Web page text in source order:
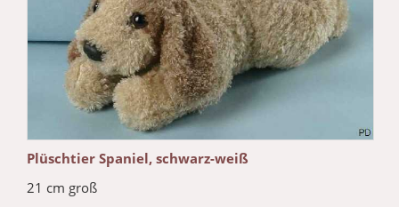
Plüschtier Spaniel, schwarz-weiß
21 cm groß